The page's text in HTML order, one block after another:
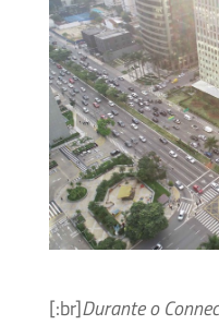
[:br]Durante o